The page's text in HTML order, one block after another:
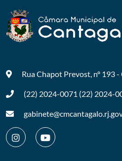
Rua Chapot Prevost, nº 193
(22) 2024-0071 (22) 2024-